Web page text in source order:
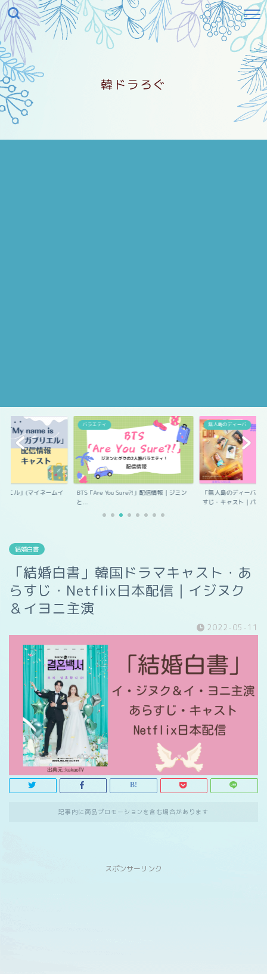
韓ドラろぐ
エル」(マイネームイ
バラエティ
BTS「Are You Sure?!」配信情報｜ジミン
と...
無人島のディーバ
「無人島のディーバ」
すじ・キャスト｜パ...
結婚白書
「結婚白書」韓国ドラマキャスト・あ
らすじ・Netflix日本配信｜イジヌク
＆イヨニ主演
2022-05-11
記事内に商品プロモーションを含む場合があります
スポンサーリンク